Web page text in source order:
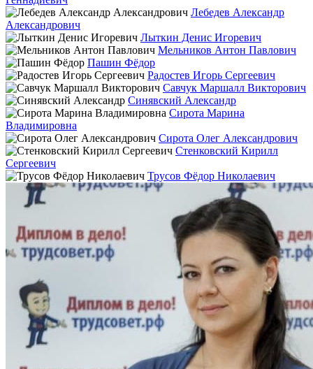
Лебедев Александр
Александрович
Лыткин Денис Игоревич
Мельников Антон Павлович
Пашин Фёдор
Радостев Игорь Сергеевич
Савчук Маршалл Викторович
Синявский Александр
Сирота Марина
Владимировна
Сирота Олег Александрович
Стенковский Кирилл
Сергеевич
Трусов Фёдор Николаевич